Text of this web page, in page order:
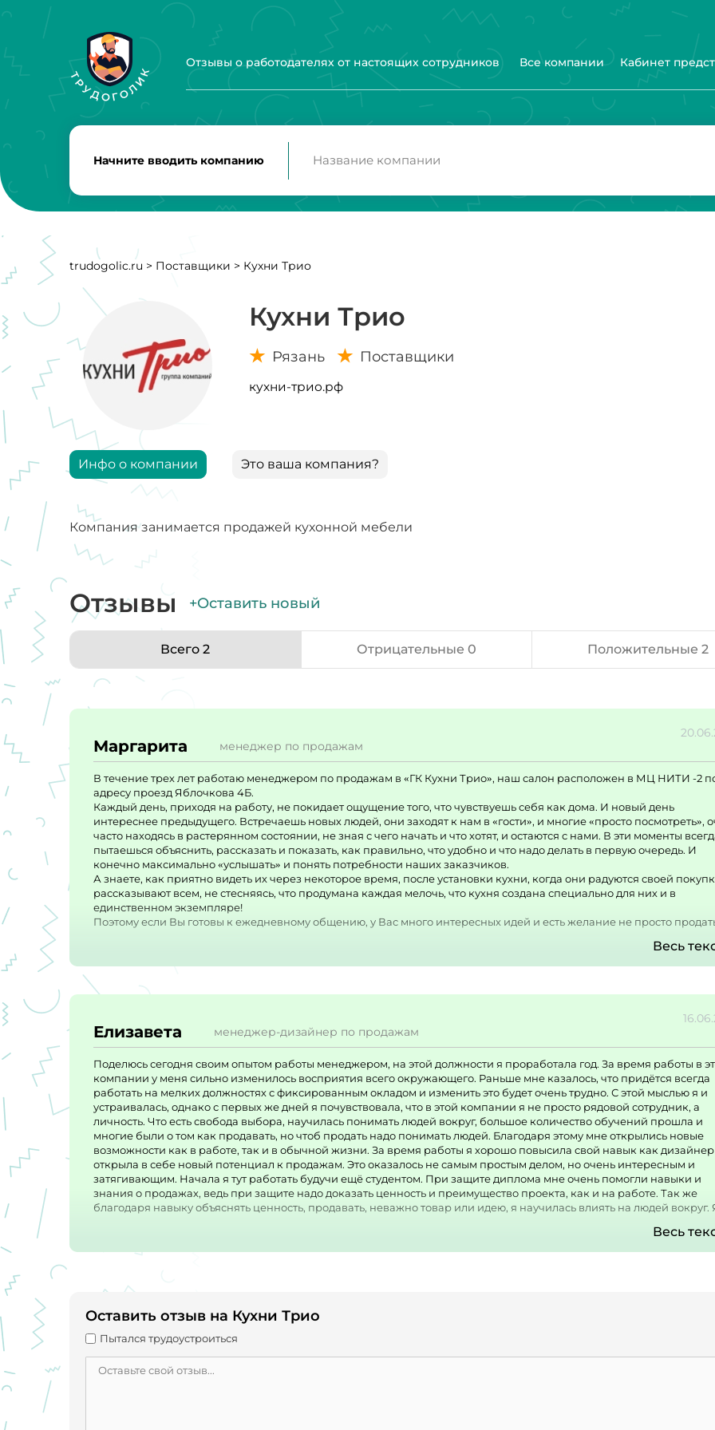
Отзывы о работодателях от настоящих сотрудников Все компании Кабинет
Начните вводить компанию
trudogolic.ru > Поставщики > Кухни Трио
Кухни Трио
Рязань Поставщики
кухни-трио.рф
Инфо о компании Это ваша компания?
Компания занимается продажей кухонной мебели
Отзывы +Оставить новый
Всего 2 Отрицательные 0 Положительные 2
Маргарита менеджер по продажам
В течение трех лет работаю менеджером по продажам в «ГК Кухни Трио», наш салон расположен в МЦ НИТИ -2
адресу проезд Яблочкова 4Б.
Каждый день, приходя на работу, не покидает ощущение того, что чувствуешь себя как дома. И новый день
интереснее предыдущего. Встречаешь новых людей, они заходят к нам в «гости», и многие «просто посмотреть»,
часто находясь в растерянном состоянии, не зная с чего начать и что хотят, и остаются с нами. В эти моменты
пытаешься объяснить, рассказать и показать, как правильно, что удобно и что надо делать в первую очередь. И
конечно максимально «услышать» и понять потребности наших заказчиков.
А знаете, как приятно видеть их через некоторое время, после установки кухни, когда они радуются своей
рассказывают всем, не стесняясь, что продумана каждая мелочь, что кухня создана специально для них и в
единственном экземпляре!
Поэтому если Вы готовы к ежедневному общению, у Вас много интересных идей и есть желание не просто
А если еще готовы получать новую информацию от ведущих специалистов по продажам России, то в нашей
- это реально!
от первых встреч и фантазий с нашими заказчиками до готовой и установленной кухни..
и компетентные, всегда идут в ногу со временем. Любые вопросы, которые возникают по ходу работы можноо
в кратчайшие сроки, всегда поддержат, подскажут и помогут. Открыты ко всему новому и доступны к обсуждению и
решению важных вопросов. они понимают, если человек счастлив, то работа идет эффективнее.
Весь
Елизавета менеджер-дизайнер по продажам
Поделюсь сегодня своим опытом работы менеджером, на этой должности я проработала год. За время работы в
компании у меня сильно изменилось восприятия всего окружающего. Раньше мне казалось, что придётся всегда
работать на мелких должностях с фиксированным окладом и изменить это будет очень трудно. С этой мыслью я и
устраивалась, однако с первых же дней я почувствовала, что в этой компании я не просто рядовой сотрудник, а
личность. Что есть свобода выбора, научилась понимать людей вокруг, большое количество обучений прошла и
многие были о том как продавать, но чтоб продать надо понимать людей. Благодаря этому мне открылись новые
возможности как в работе, так и в обычной жизни. За время работы я хорошо повысила свой навык как
открыла в себе новый потенциал к продажам. Это оказалось не самым простым делом, но очень интересным и
затягивающим. Начала я тут работать будучи ещё студентом. При защите диплома мне очень помогли навыки и
знания о продажах, ведь при защите надо доказать ценность и преимущество проекта, как и на работе. Так же
благодаря навыку объяснять ценность, продавать, неважно товар или идею, я научилась влиять на людей вокруг.
способствует развитию своих сотрудников. Конечно же она развивается и в вопросе улучшения своего товара,
предела совершенству нет. Очень сильно удивляет и радует очень хорошее отношение к работникам, на опыте
удовольствием порекомендовала стать моими коллегами. будучи на любой должности есть возможность
роста, возможность занять должность достойную ваших амбиций. Само собой большинство людей ищут работу
обращая внимания на заработную плату. Тут то и начинается самое интересное. Работая менеджером, размер
зарплаты не имеет верхней границы. Иначе говоря как будто бы работаешь сам на себя, сама зп строится из
привлечение клиентов и тому подобное.
Весь
Оставить отзыв на Кухни Трио
Пытался трудоустроиться